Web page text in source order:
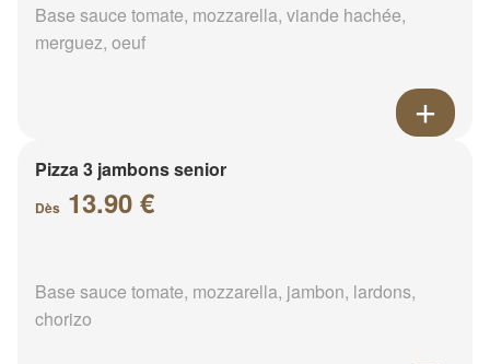
Base sauce tomate, mozzarella, viande hachée,
merguez, oeuf
Pizza 3 jambons senior
Dès 13.90 €
Base sauce tomate, mozzarella, jambon, lardons,
chorizo